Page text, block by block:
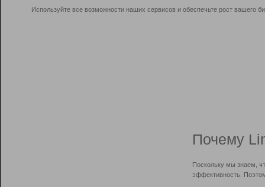
Используйте все возможности наших сервисов и обеспечьте рост вашего
Почему
Поскольку мы знаем,
эффективность.